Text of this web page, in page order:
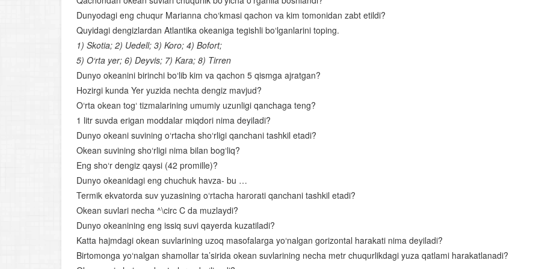
O‘rta Osiyoning hududiy tavsifi
O‘zbekistonning tabiiy-geografik xususiyatlari, geologik tuzilishi, yer
O‘zbekiston iqlimi, ichki suvlari va suv boyliklari hamda ularni muhofaza
qilish
O‘zbekistonning tuproqlari, o‘simlik va hayvonot dunyosi. Tabiiy
ularni muhofaza qilish
Tabiat komplekslari tavsifi. Chirchiq- Ohangaron tabiiy-geografik o‘lkasi
Zarafshon vodiysi
Qashqadaryo tabiiy-geografik o‘lkasi
Surxondaryo tabiiy-geografik o‘lkasi
Dunyodagi eng chuqur Marianna cho‘kmasi qachon va kim tomonidan zabt etildi?
Quyidagi dengizlardan Atlantika okeaniga tegishli bo‘lganlarini toping.
1) Skotia; 2) Uedell; 3) Koro; 4) Bofort;
5) O‘rta yer; 6) Deyvis; 7) Kara; 8) Tirren
Dunyo okeanini birinchi bo‘lib kim va qachon 5 qismga ajratgan?
Hozirgi kunda Yer yuzida nechta dengiz mavjud?
O‘rta okean tog‘ tizmalarining umumiy uzunligi qanchaga teng?
1 litr suvda erigan moddalar miqdori nima deyiladi?
Dunyo okeani suvining o‘rtacha sho‘rligi qanchani tashkil etadi?
Okean suvining sho‘rligi nima bilan bog‘liq?
Eng sho‘r dengiz qaysi (42 promille)?
Dunyo okeanidagi eng chuchuk havza- bu …
Termik ekvatorda suv yuzasining o‘rtacha harorati qanchani tashkil etadi?
Okean suvlari necha ^\circ C da muzlaydi?
Dunyo okeanining eng issiq suvi qayerda kuzatiladi?
Katta hajmdagi okean suvlarining uzoq masofalarga yo‘nalgan gorizontal harakati nima deyiladi?
Birtomonga yo‘nalgan shamollar ta’sirida okean suvlarining necha metr chuqurlikdagi yuza qatlami harakatlanadi?